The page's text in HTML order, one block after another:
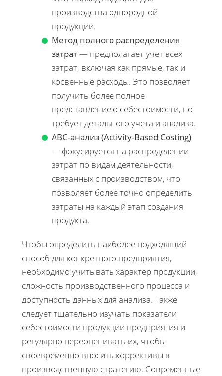
производства однородной
продукции.
Метод полного распределения
затрат— предполагает учет всех
затрат, включая как прямые, так и
косвенные расходы. Это позволяет
получить более полное
представление о себестоимости, но
требует детального учета и анализа.
ABC-анализ (Activity-Based Costing)
— фокусируется на распределении
затрат по видам деятельности,
связанных с производством, что
позволяет более точно определить
затраты на каждый этап создания
продукта.
Чтобы определить наиболее подходящий
способ для конкретного предприятия,
необходимо учитывать характер продукции,
сложность производственного процесса и
доступность данных для анализа. Также
следует тщательно изучать показатели
себестоимости продукции предприятия и
регулярно переоценивать их, чтобы
своевременно вносить коррективы в
производственную стратегию. Современные